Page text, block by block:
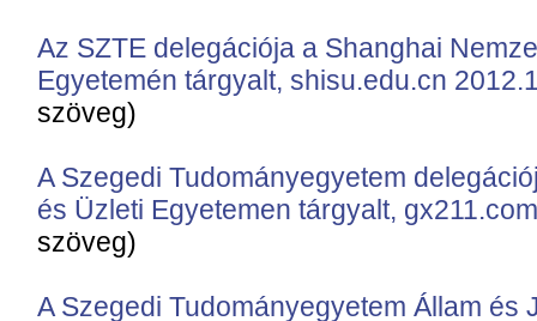
Az SZTE delegációja a Shanghai
Egyetemén tárgyalt, shisu.edu.cn
szöveg)
A Szegedi Tudományegyetem
és Üzleti Egyetemen tárgyalt,
szöveg)
A Szegedi Tudományegyetem Állam és